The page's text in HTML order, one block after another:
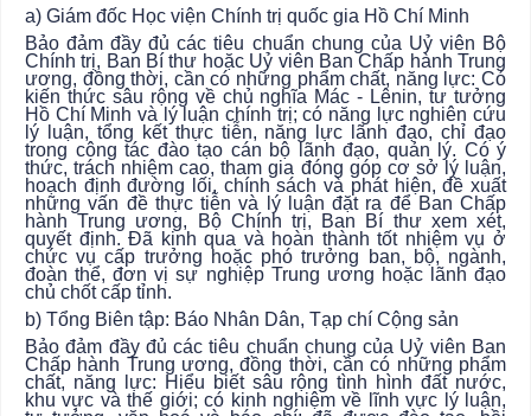
a) Giám đốc Học viện Chính trị quốc gia Hồ Chí Minh
Bảo đảm đầy đủ các tiêu chuẩn chung của Uỷ viên Bộ
Chính trị, Ban Bí thư hoặc Uỷ viên Ban Chấp hành Trung
ương, đồng thời, cần có những phẩm chất, năng lực: Có
kiến thức sâu rộng về chủ nghĩa Mác - Lênin, tư tưởng
Hồ Chí Minh và lý luận chính trị; có năng lực nghiên cứu
lý luận, tổng kết thực tiễn, năng lực lãnh đạo, chỉ đạo
trong công tác đào tạo cán bộ lãnh đạo, quản lý. Có ý
thức, trách nhiệm cao, tham gia đóng góp cơ sở lý luận,
hoạch định đường lối, chính sách và phát hiện, đề xuất
những vấn đề thực tiễn và lý luận đặt ra để Ban Chấp
hành Trung ương, Bộ Chính trị, Ban Bí thư xem xét,
quyết định. Đã kinh qua và hoàn thành tốt nhiệm vụ ở
chức vụ cấp trưởng hoặc phó trưởng ban, bộ, ngành,
đoàn thể, đơn vị sự nghiệp Trung ương hoặc lãnh đạo
chủ chốt cấp tỉnh.
b) Tổng Biên tập: Báo Nhân Dân, Tạp chí Cộng sản
Bảo đảm đầy đủ các tiêu chuẩn chung của Uỷ viên Ban
Chấp hành Trung ương, đồng thời, cần có những phẩm
chất, năng lực: Hiểu biết sâu rộng tình hình đất nước,
khu vực và thế giới; có kinh nghiệm về lĩnh vực lý luận,